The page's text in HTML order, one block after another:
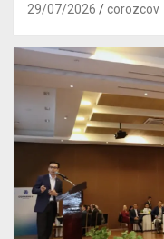
29/07/2026 corozcov